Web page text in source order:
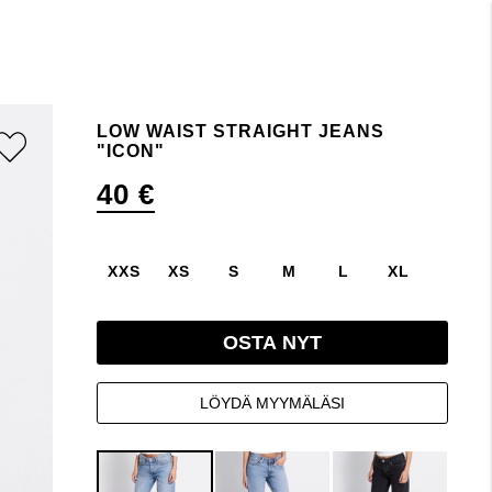
LOW WAIST STRAIGHT JEANS
"ICON"
40 €
XXS XS S M L XL
OSTA NYT
LÖYDÄ MYYMÄLÄSI